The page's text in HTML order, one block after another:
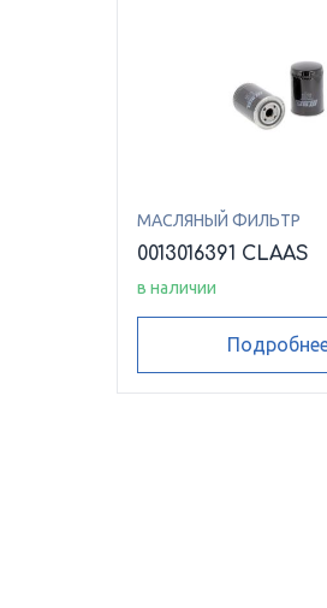
МАСЛЯНЫЙ ФИЛЬТР
0013016391 CLAAS
в наличии